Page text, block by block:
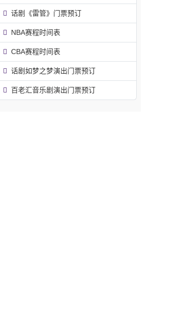
话剧《雷管》门票预订
NBA赛程时间表
CBA赛程时间表
话剧如梦之梦演出门票预订
百老汇音乐剧演出门票预订